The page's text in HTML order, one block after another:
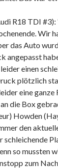
R18 TDI #3):
Wir
das Auto
angepasst
einen
plötzlich
eine ganze
die Box
Howden
den
schleichende
so mussten
zum